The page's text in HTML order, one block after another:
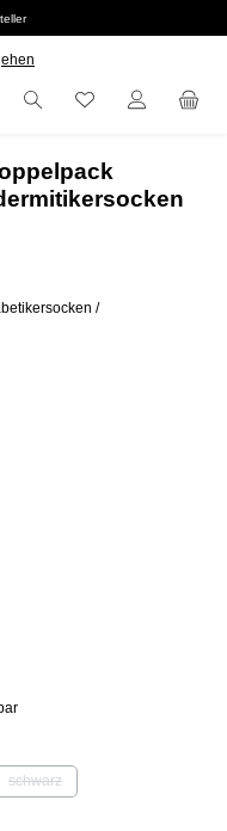
schwarz
(Diese Option ist zurzeit nicht